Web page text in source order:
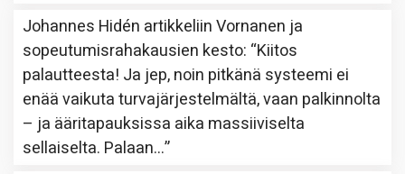
Johannes Hidén artikkeliinVornanen ja
sopeutumisrahakausien kesto: “Kiitos
palautteesta! Ja jep, noin pitkänä systeemi ei
enää vaikuta turvajärjestelmältä, vaan palkinnolta
– ja ääritapauksissa aika massiiviselta
sellaiselta. Palaan…”